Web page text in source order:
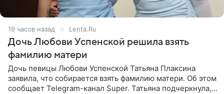
19 часов назад Lenta.Ru
Дочь Любови Успенской решила взять
фамилию матери
Дочь певицы Любови Успенской Татьяна Плаксина
заявила, что собирается взять фамилию матери. Об этом
сообщает Telegram-канал Super. Татьяна подчеркнула,